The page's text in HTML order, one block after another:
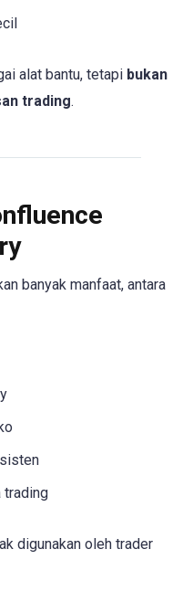
alat bantu, tetapi bukan
trading.
banyak manfaat, antara
trading
digunakan oleh trader